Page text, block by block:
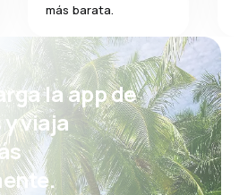
más barata.
la app de
y viaja